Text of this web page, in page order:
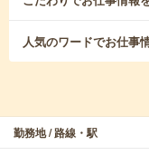
人気のワードでお仕事
勤務地 / 路線・駅